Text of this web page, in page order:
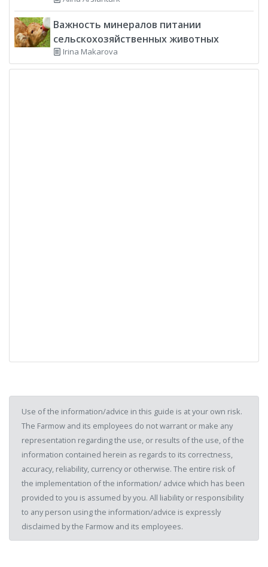
Важность минералов питании
сельскохозяйственных животных
Irina Makarova
Use of the information/advice in this guide is at your own risk.
The Farmow and its employees do not warrant or make any
representation regarding the use, or results of the use, of the
information contained herein as regards to its correctness,
accuracy, reliability, currency or otherwise. The entire risk of
the implementation of the information/ advice which has been
provided to you is assumed by you. All liability or responsibility
to any person using the information/advice is expressly
disclaimed by the Farmow and its employees.